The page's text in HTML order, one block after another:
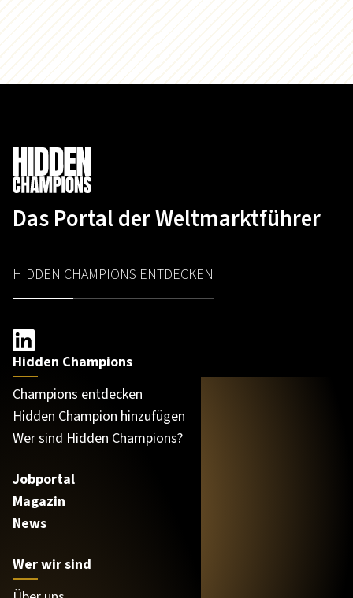
Das Portal der Weltmarktführer
HIDDEN CHAMPIONS ENTDECKEN
Hidden Champions
Champions entdecken
Hidden Champion hinzufügen
Wer sind Hidden Champions?
Jobportal
Magazin
News
Wer wir sind